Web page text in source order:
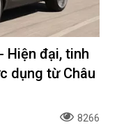
Hiện đại, tinh
dụng từ Châu
8266